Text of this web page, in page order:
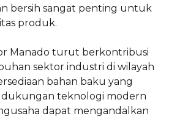
bersih sangat penting untuk
produk.
Manado turut berkontribusi
sektor industri di wilayah
bahan baku yang
dukungan teknologi modern
dapat mengandalkan